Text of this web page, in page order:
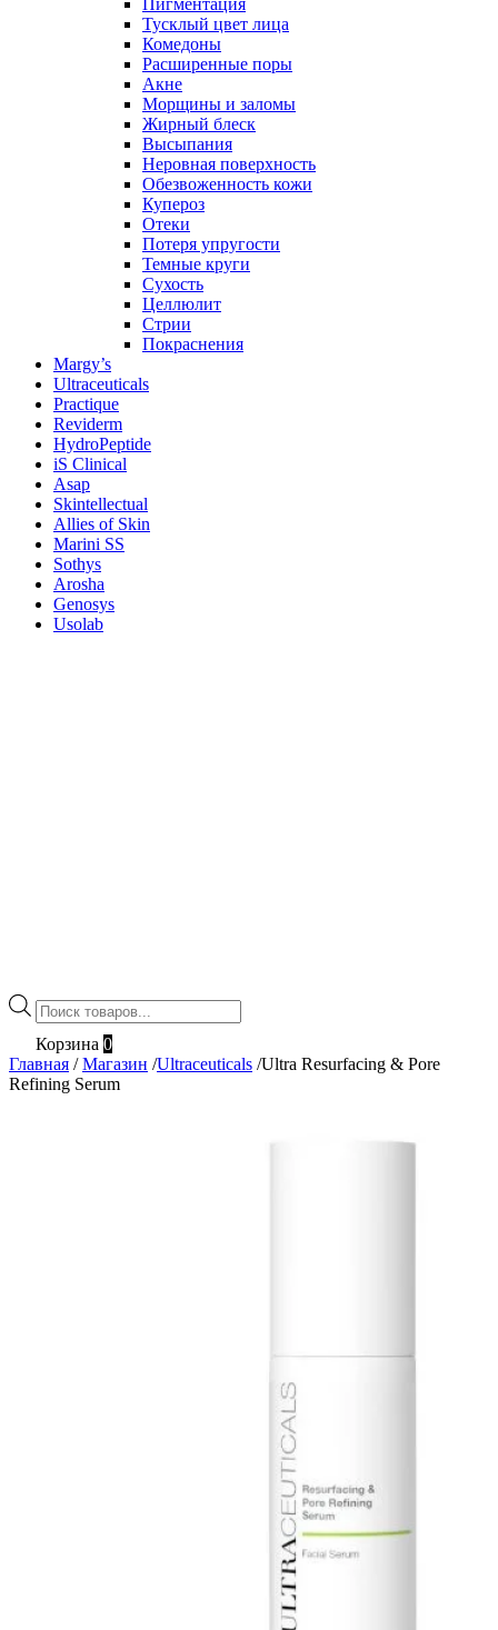
Пигментация
Тусклый цвет лица
Комедоны
Расширенные поры
Акне
Морщины и заломы
Жирный блеск
Высыпания
Неровная поверхность
Обезвоженность кожи
Купероз
Отеки
Потеря упругости
Темные круги
Сухость
Целлюлит
Стрии
Покраснения
Margy’s
Ultraceuticals
Practique
Reviderm
HydroPeptide
iS Clinical
Asap
Skintellectual
Allies of Skin
Marini SS
Sothys
Arosha
Genosys
Usolab
Поиск
товаров
Корзина 0
Главная / Магазин /Ultraceuticals /Ultra Resurfacing & Pore
Refining Serum